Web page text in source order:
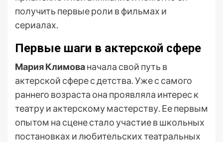
получить первые роли в фильмах и
сериалах.
Первые шаги в актерской сфере
Мария Климованачала свой путь в
актерской сфере с детства. Уже с самого
раннего возраста она проявляла интерес к
театру и актерскому мастерству. Ее первым
опытом на сцене стало участие в школьных
постановках и любительских театральных